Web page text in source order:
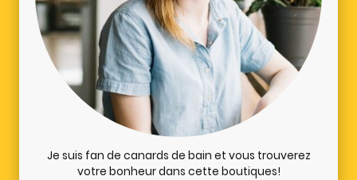
Je suis fan de canards de bain et vous trouverez
votre bonheur dans cette boutiques!